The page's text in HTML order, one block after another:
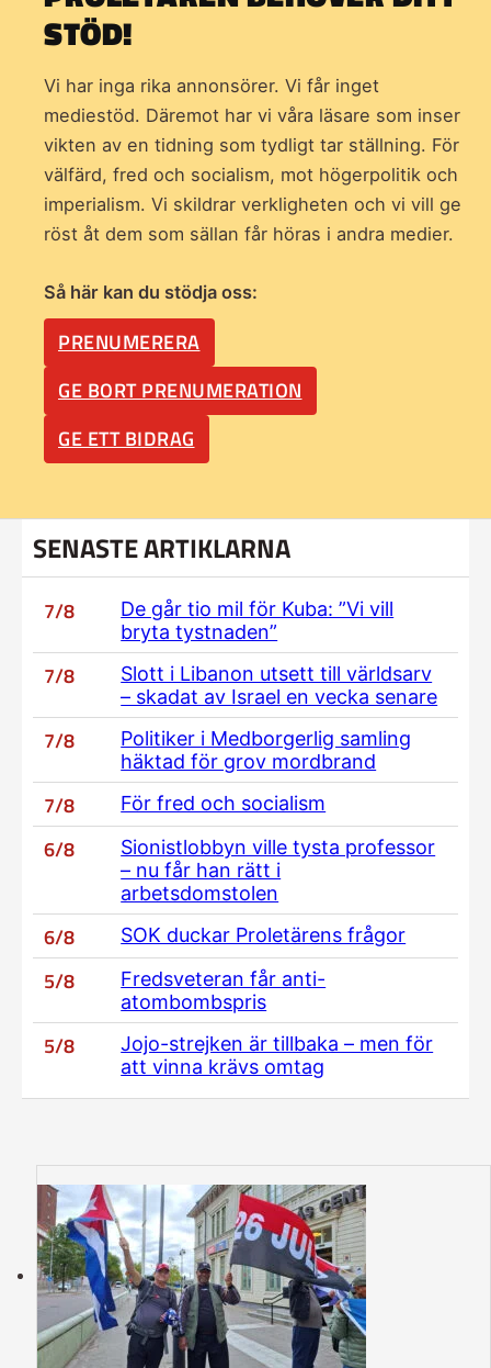
STÖD!
Vi har inga rika annonsörer. Vi får inget
mediestöd. Däremot har vi våra läsare som inser
vikten av en tidning som tydligt tar ställning. För
välfärd, fred och socialism, mot högerpolitik och
imperialism. Vi skildrar verkligheten och vi vill ge
röst åt dem som sällan får höras i andra medier.
Så här kan du stödja oss:
PRENUMERERA
GE BORT PRENUMERATION
GE ETT BIDRAG
SENASTE ARTIKLARNA
7/8
De går tio mil för Kuba: ”Vi vill
bryta tystnaden”
7/8
Slott i Libanon utsett till världsarv
– skadat av Israel en vecka senare
7/8
Politiker i Medborgerlig samling
häktad för grov mordbrand
7/8 För fred och socialism
6/8
Sionistlobbyn ville tysta professor
– nu får han rätt i
arbetsdomstolen
6/8 SOK duckar Proletärens frågor
5/8
Fredsveteran får anti-
atombombspris
5/8
Jojo-strejken är tillbaka – men för
att vinna krävs omtag